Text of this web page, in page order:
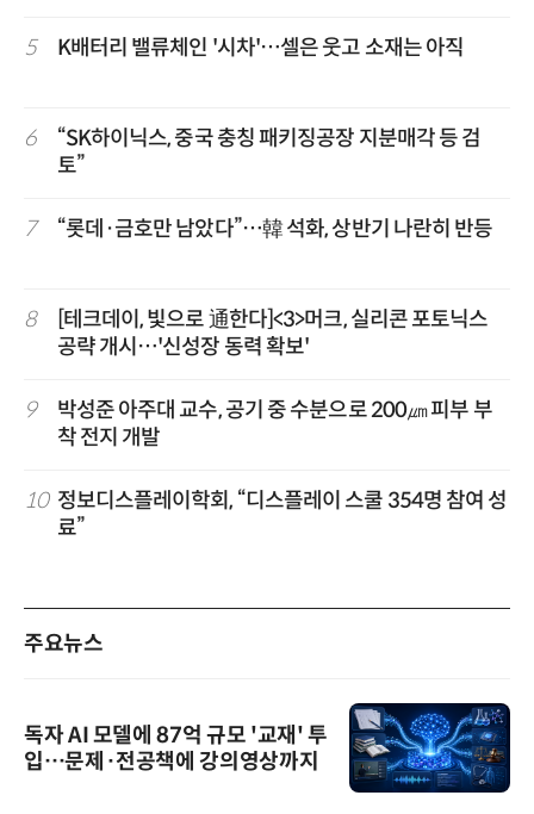
5 K배터리 밸류체인 '시차'…셀은 웃고 소재는 아직
6
“SK하이닉스, 중국 충칭 패키징공장 지분매각 등 검
토”
7 “롯데·금호만 남았다”…韓 석화, 상반기 나란히 반등
8
[테크데이, 빛으로 通한다]<3>머크, 실리콘 포토닉스
공략 개시…'신성장 동력 확보'
9
박성준 아주대 교수, 공기 중 수분으로 200㎛ 피부 부
착 전지 개발
10 정보디스플레이학회, “디스플레이 스쿨 354명 참여 성
료”
주요뉴스
독자 AI 모델에 87억 규모 '교재' 투
입…문제·전공책에 강의영상까지